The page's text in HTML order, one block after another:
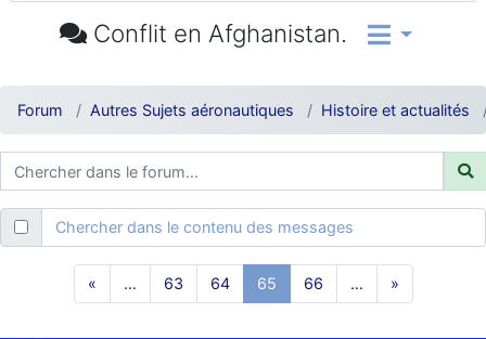
: Super, la nouvelle bannière
comprendre
d9pouces: ouakamois > si tu parles du sujet sur l'Armée de l'Air,
bien sûr que oui !
je suis un avion@,._,+: Bonjour je viens d'arriver il y a quelques
moi et quelques avions n'ont pas les mêmes noms qu'aujourd'hui
ouakamois: Bonjourà toutes et à tous.en espérantque ces
quelques images du Pays Basque vous auront plu ; Agur…
d9pouces
Conflit en Afghanistan.
Forum Autres Sujets aéronautiques Histoire et actualités
Chercher dans le contenu des messages
« … 63 64 65 66 … »